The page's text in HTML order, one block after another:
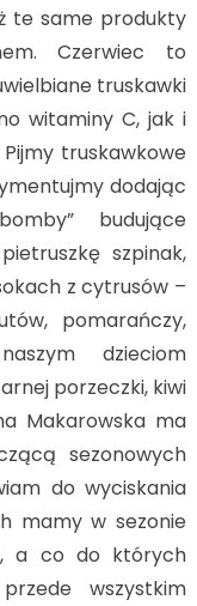
te same produkty
Czerwiec to
truskawki
witaminy C, jak i
truskawkowe
dodając
budujące
szpinak,
z cytrusów –
pomarańczy,
dzieciom
porzeczki, kiwi
Makarowska ma
sezonowych
do wyciskania
mamy w sezonie
a co do których
wszystkim